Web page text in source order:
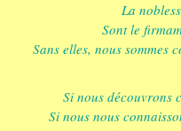
La
Sont le
Sans elles, nous sommes
Si nous découvrons
Si nous nous